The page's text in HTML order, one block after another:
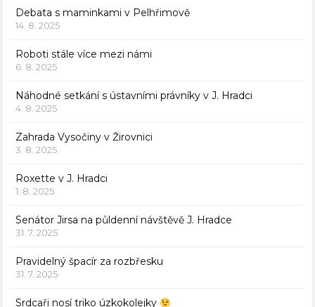
Debata s maminkami v Pelhřimově
14. 8. 2025
Roboti stále více mezi námi
6. 8. 2025
Náhodné setkání s ústavními právníky v J. Hradci
4. 8. 2025
Zahrada Vysočiny v Žirovnici
3. 8. 2025
Roxette v J. Hradci
1. 8. 2025
Senátor Jirsa na půldenní návštěvě J. Hradce
31. 7. 2025
Pravidelný špacír za rozbřesku
31. 7. 2025
Srdcaři nosí triko úzkokolejky